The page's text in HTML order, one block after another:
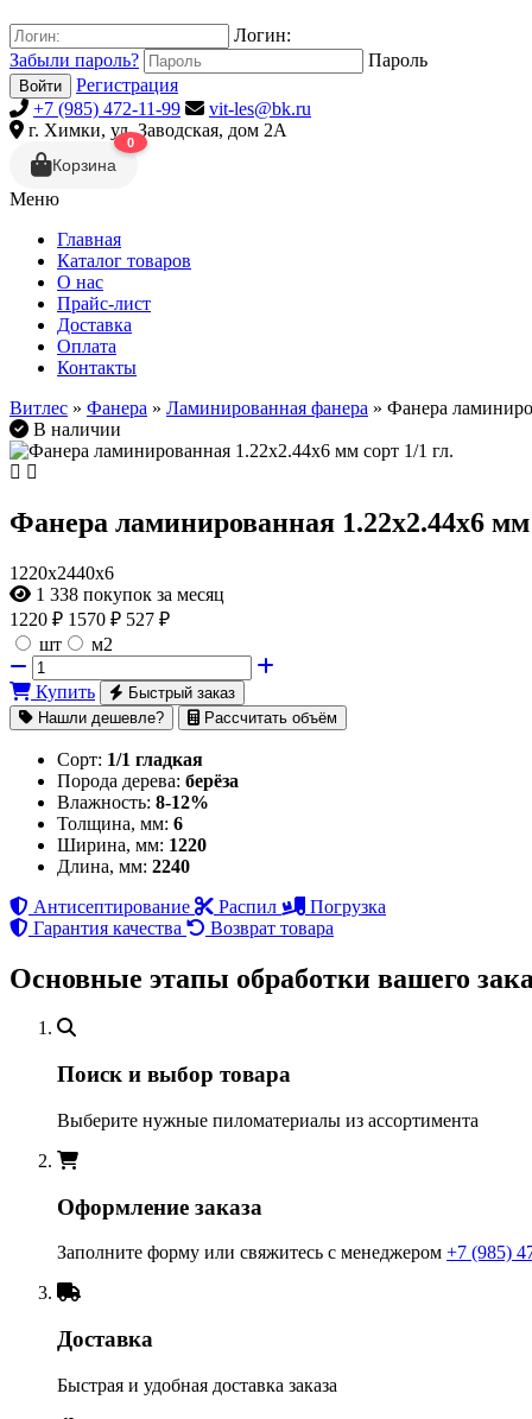
Логин:
Забыли пароль?
Пароль
Войти
Регистрация
+7 (985) 472-11-99
vit-les@bk.ru
г. Химки, ул. Заводская, дом 2А
Корзина
0
Меню
Главная
Каталог товаров
О нас
Прайс-лист
Доставка
Оплата
Контакты
Витлес » Фанера » Ламинированная фанера » Фанера
В наличии
Фанера ламинированная 1.22х2.44х6 мм
1220х2440х6
1 338 покупок за месяц
1220 ₽ 1570 ₽ 527 ₽
шт
м2
Купить
Быстрый заказ
Нашли дешевле?
Рассчитать объём
Сорт: 1/1 гладкая
Порода дерева: берёза
Влажность: 8-12%
Толщина, мм: 6
Ширина, мм: 1220
Длина, мм: 2240
Антисептирование
Распил
Погрузка
Гарантия качества
Возврат товара
Основные этапы обработки вашего
Поиск и выбор товара
Выберите нужные пиломатериалы из ассортимента
Оформление заказа
Заполните форму или свяжитесь с менеджером +7 (985)
Доставка
Быстрая и удобная доставка заказа